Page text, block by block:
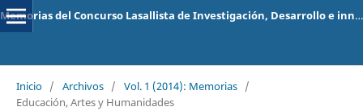
Memorias del Concurso Lasallista de Investigación, Desarrollo e innovación
Inicio / Archivos / Vol. 1 (2014): Memorias /
Educación, Artes y Humanidades